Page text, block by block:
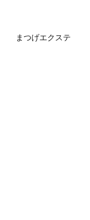
まつげエクステ